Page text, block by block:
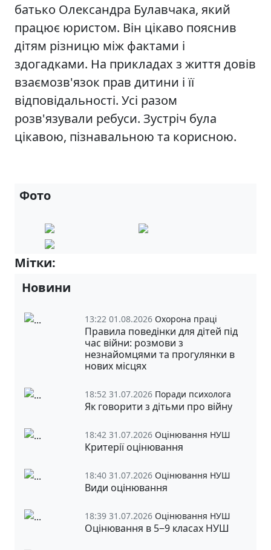
батько Олександра Булавчака, який
працює юристом. Він цікаво пояснив
дітям різницю між фактами і
здогадками. На прикладах з життя довів
взаємозв'язок прав дитини і її
відповідальності. Усі разом
розв'язували ребуси. Зустріч була
цікавою, пізнавальною та корисною.
Фото
Мітки:
Новини
13:22 01.08.2026 Охорона праці
Правила поведінки для дітей під
час війни: розмови з
незнайомцями та прогулянки в
нових місцях
18:52 31.07.2026 Поради психолога
Як говорити з дітьми про війну
18:42 31.07.2026 Оцінювання НУШ
Критерії оцінювання
18:40 31.07.2026 Оцінювання НУШ
Види оцінювання
18:39 31.07.2026 Оцінювання НУШ
Оцінювання в 5‒9 класах НУШ